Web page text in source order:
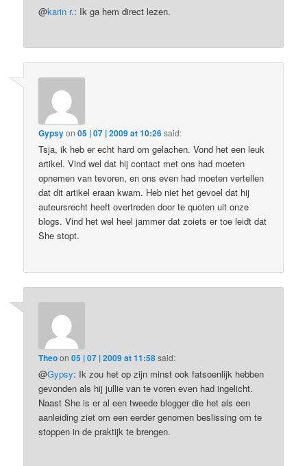
@karin r.: Ik ga hem direct lezen.
Gypsyon05 | 07 | 2009 at 10:26said:
Tsja, ik heb er echt hard om gelachen. Vond het een leuk
artikel. Vind wel dat hij contact met ons had moeten
opnemen van tevoren, en ons even had moeten vertellen
dat dit artikel eraan kwam. Heb niet het gevoel dat hij
auteursrecht heeft overtreden door te quoten uit onze
blogs. Vind het wel heel jammer dat zoiets er toe leidt dat
She stopt.
Theoon05 | 07 | 2009 at 11:58said:
@Gypsy: Ik zou het op zijn minst ook fatsoenlijk hebben
gevonden als hij jullie van te voren even had ingelicht.
Naast She is er al een tweede blogger die het als een
aanleiding ziet om een eerder genomen beslissing om te
stoppen in de praktijk te brengen.